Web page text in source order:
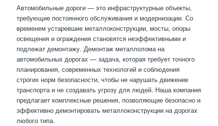
Автомобильные дороги — это инфраструктурные объекты,
требующие постоянного обслуживания и модернизации. Со
временем устаревшие металлоконструкции, мосты, опоры
освещения и ограждения становятся неэффективными и
подлежат демонтажу. Демонтаж металлолома на
автомобильных дорогах — задача, которая требует точного
планирования, современных технологий и соблюдения
строгих норм безопасности, чтобы не нарушать движение
транспорта и не создавать угрозу для людей. Наша компания
предлагает комплексные решения, позволяющие безопасно и
эффективно демонтировать металлоконструкции на дорогах
любого типа.